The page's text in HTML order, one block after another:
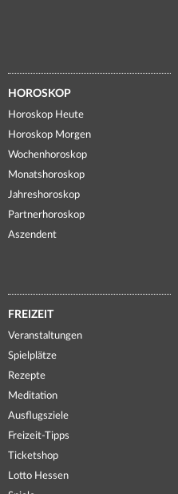
HOROSKOP
Horoskop Heute
Horoskop Morgen
Wochenhoroskop
Monatshoroskop
Jahreshoroskop
Partnerhoroskop
Aszendent
FREIZEIT
Veranstaltungen
Spielplätze
Rezepte
Meditation
Ausflugsziele
Freizeit-Tipps
Ticketshop
Lotto Hessen